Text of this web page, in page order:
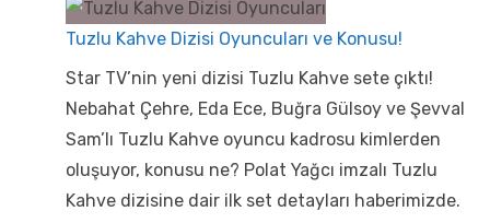
Tuzlu Kahve Dizisi Oyuncuları ve Konusu!
Star TV’nin yeni dizisi Tuzlu Kahve sete çıktı!
Nebahat Çehre, Eda Ece, Buğra Gülsoy ve Şevval
Sam’lı Tuzlu Kahve oyuncu kadrosu kimlerden
oluşuyor, konusu ne? Polat Yağcı imzalı Tuzlu
Kahve dizisine dair ilk set detayları haberimizde.